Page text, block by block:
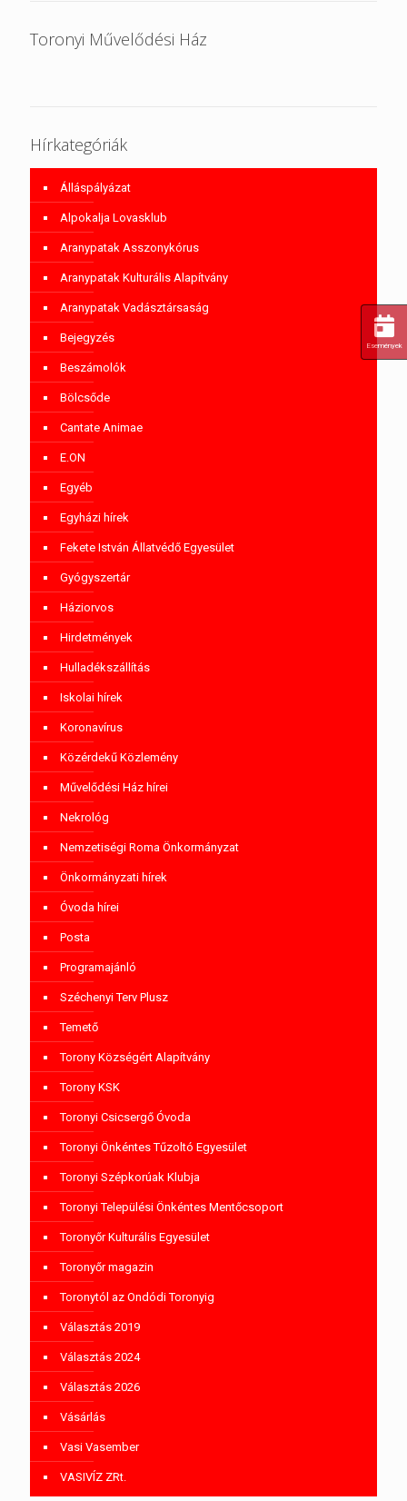
Toronyi Művelődési Ház
Hírkategóriák
Álláspályázat
Alpokalja Lovasklub
Aranypatak Asszonykórus
Aranypatak Kulturális Alapítvány
Aranypatak Vadásztársaság
Bejegyzés
Beszámolók
Bölcsőde
Cantate Animae
E.ON
Egyéb
Egyházi hírek
Fekete István Állatvédő Egyesület
Gyógyszertár
Háziorvos
Hirdetmények
Hulladékszállítás
Iskolai hírek
Koronavírus
Közérdekű Közlemény
Művelődési Ház hírei
Nekrológ
Nemzetiségi Roma Önkormányzat
Önkormányzati hírek
Óvoda hírei
Posta
Programajánló
Széchenyi Terv Plusz
Temető
Torony Községért Alapítvány
Torony KSK
Toronyi Csicsergő Óvoda
Toronyi Önkéntes Tűzoltó Egyesület
Toronyi Szépkorúak Klubja
Toronyi Települési Önkéntes Mentőcsoport
Toronyőr Kulturális Egyesület
Toronyőr magazin
Toronytól az Ondódi Toronyig
Választás 2019
Választás 2024
Választás 2026
Vásárlás
Vasi Vasember
VASIVÍZ ZRt.
Események